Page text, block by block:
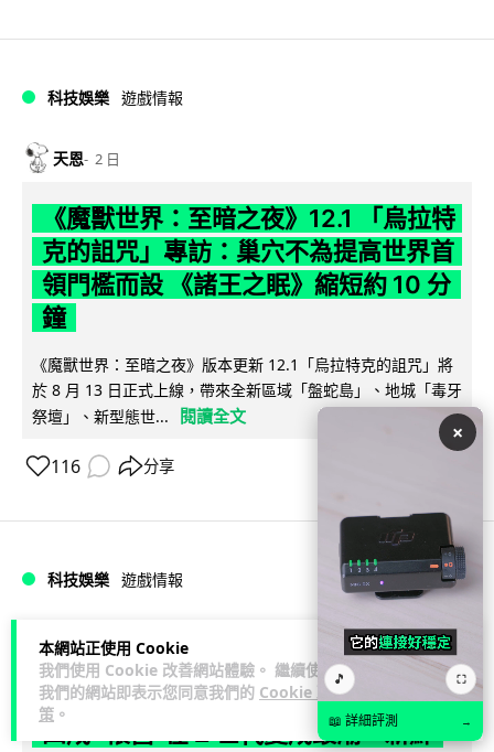
本網站正使用 Cookie
我們使用 Cookie 改善網站體驗。 繼續使用
我們的網站即表示您同意我們的 Cookie 政
策 。
科技娛樂 遊戲情報
天恩 2 日
《魔獸世界：至暗之夜》12.1 「烏拉特
克的詛咒」專訪：巢穴不為提高世界首
領門檻而設 《諸王之眠》縮短約 10 分
鐘
《魔獸世界：至暗之夜》版本更新 12.1「烏拉特克的詛咒」將
於 8 月 13 日正式上線，帶來全新區域「盤蛇島」、地城「毒牙
祭壇」、新型態世...
閱讀全文
116 分享
科技娛樂 遊戲情報
Lawton 2 日
日本二手遊戲店減 90% 門市 業績反增
四成 "懷舊"在 Z 世代變成最潮「新鮮
×
🎵 ⛶
📖 詳細評測 →